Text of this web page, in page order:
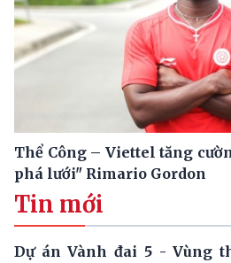
Thể Công – Viettel tăng
phá lưới" Rimario Gordon
Tin mới
Dự án Vành đai 5 - Vùng